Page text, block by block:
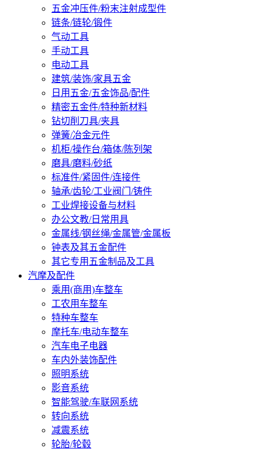
五金冲压件/粉末注射成型件
链条/链轮/锻件
气动工具
手动工具
电动工具
建筑/装饰/家具五金
日用五金/五金饰品/配件
精密五金件/特种新材料
钻切削刀具/夹具
弹簧/冶金元件
机柜/操作台/箱体/陈列架
磨具/磨料/砂纸
标准件/紧固件/连接件
轴承/齿轮/工业阀门/铸件
工业焊接设备与材料
办公文教/日常用具
金属线/钢丝绳/金属管/金属板
钟表及其五金配件
其它专用五金制品及工具
汽摩及配件
乘用(商用)车整车
工农用车整车
特种车整车
摩托车/电动车整车
汽车电子电器
车内外装饰配件
照明系统
影音系统
智能驾驶/车联网系统
转向系统
减震系统
轮胎/轮毂